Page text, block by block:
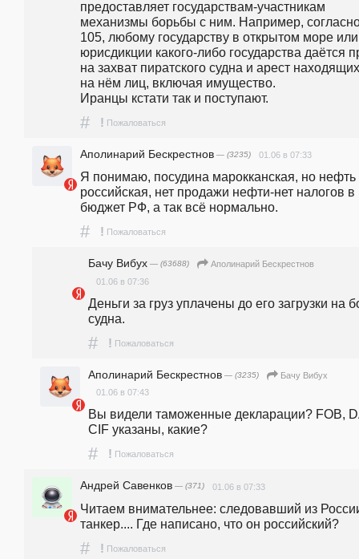
предоставляет государствам-участникам
механизмы борьбы с ним. Например, согласно
105, любому государству в открытом море
юрисдикции какого-либо государства даётся
на захват пиратского судна и арест
на нём лиц, включая имущество.
Иранцы кстати так и поступают.
# ! Пожаловаться
Аполинарий Бескрестнов — (3235) 01.06 в 07:33
Я понимаю, посудина марокканская, но нефть
российская, нет продажи нефти-нет налогов в
бюджет РФ, а так всё нормально.
# ! Пожаловаться
Бачу Вибух — (63688)
Аполинарий Бескрестнов
01.06 в 07:36
Деньги за груз уплачены до его загрузки на
судна.
# ! Пожаловаться
Аполинарий Бескрестнов — (3235)
Бачу Вибух
01.06 в 07:43
Вы видели таможенные декларации? FOB,
CIF указаны, какие?
# ! Пожаловаться
Андрей Савенков — (371) 01.06 в 07:33
Читаем внимательнее: следовавший из
танкер.... Где написано, что он российский?
# ! Пожаловаться